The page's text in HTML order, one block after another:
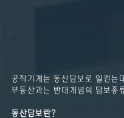
공작기계는 동산담보로 일컫는
부동산과는 반대개념의 담보종
동산담보란?